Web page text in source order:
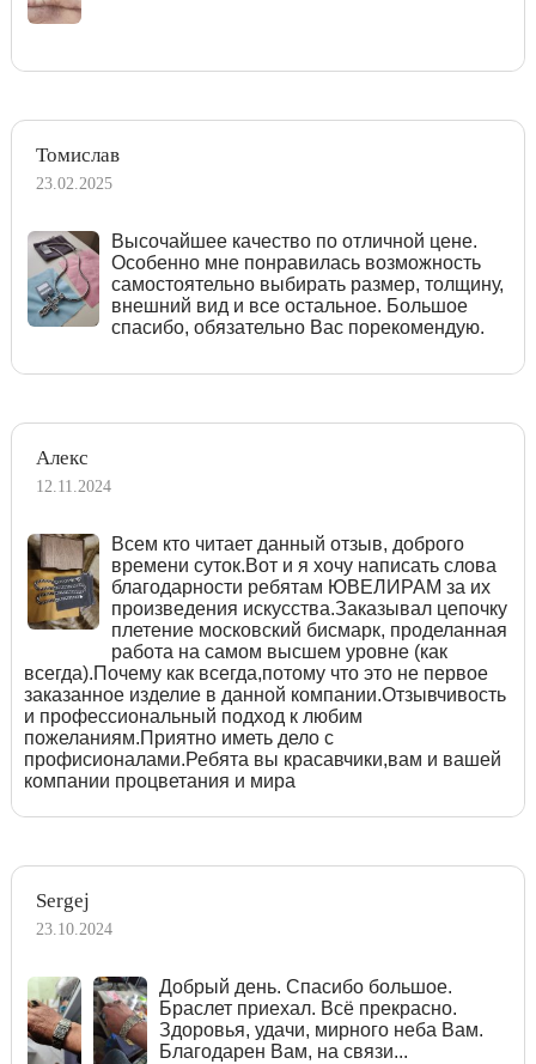
Томислав
23.02.2025
Высочайшее качество по отличной цене.
Особенно мне понравилась возможность
самостоятельно выбирать размер, толщину,
внешний вид и все остальное. Большое
спасибо, обязательно Вас порекомендую.
Алекс
12.11.2024
Всем кто читает данный отзыв, доброго
времени суток.Вот и я хочу написать слова
благодарности ребятам ЮВЕЛИРАМ за их
произведения искусства.Заказывал цепочку
плетение московский бисмарк, проделанная
работа на самом высшем уровне (как
всегда).Почему как всегда,потому что это не первое
заказанное изделие в данной компании.Отзывчивость
и профессиональный подход к любим
пожеланиям.Приятно иметь дело с
профисионалами.Ребята вы красавчики,вам и вашей
компании процветания и мира
Sergej
23.10.2024
Добрый день. Спасибо большое.
Браслет приехал. Всё прекрасно.
Здоровья, удачи, мирного неба Вам.
Благодарен Вам, на связи...